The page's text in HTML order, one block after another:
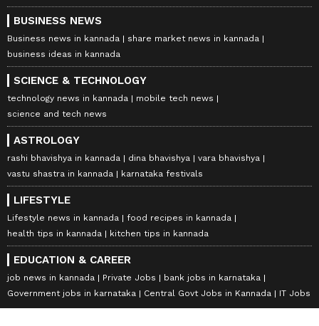
BUSINESS NEWS
Business news in kannada
share market news in kannada
business ideas in kannada
SCIENCE & TECHNOLOGY
technology news in kannada
mobile tech news
science and tech news
ASTROLOGY
rashi bhavishya in kannada dina bhavishya
vara bhavishya
vastu shastra in kannada
karnataka festivals
LIFESTYLE
Lifestyle news in kannada
food recipes in kannada
health tips in kannada
kitchen tips in kannada
EDUCATION & CAREER
job news in kannada Private Jobs
bank jobs in karnataka
Government jobs in karnataka
Central Govt Jobs in Kannada IT Jobs